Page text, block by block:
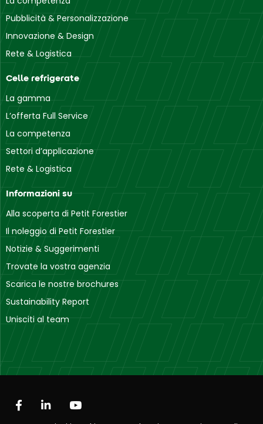
Pubblicità & Personalizzazione
Innovazione & Design
Rete & Logistica
Celle refrigerate
La gamma
L’offerta Full Service
La competenza
Settori d’applicazione
Rete & Logistica
Informazioni su
Alla scoperta di Petit Forestier
Il noleggio di Petit Forestier
Notizie & Suggerimenti
Trovate la vostra agenzia
Scarica le nostre brochures
Sustainability Report
Unisciti al team